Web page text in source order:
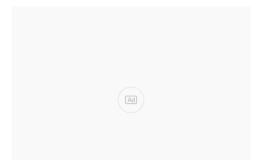
Ad